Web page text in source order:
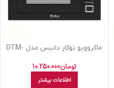
ماکروویو توکار داتیس مدل DTM-
تومان10.250.000
اطلاعات بیشتر